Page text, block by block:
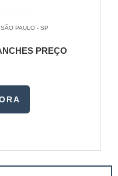
PAULO - SP
PREÇO